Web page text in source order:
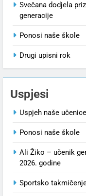
Svečana dodjela
generacije
Ponosi naše škole
Drugi upisni rok
Uspjesi
Uspjeh naše
Ponosi naše škole
Ali Žiko – učenik
2026. godine
Sportsko